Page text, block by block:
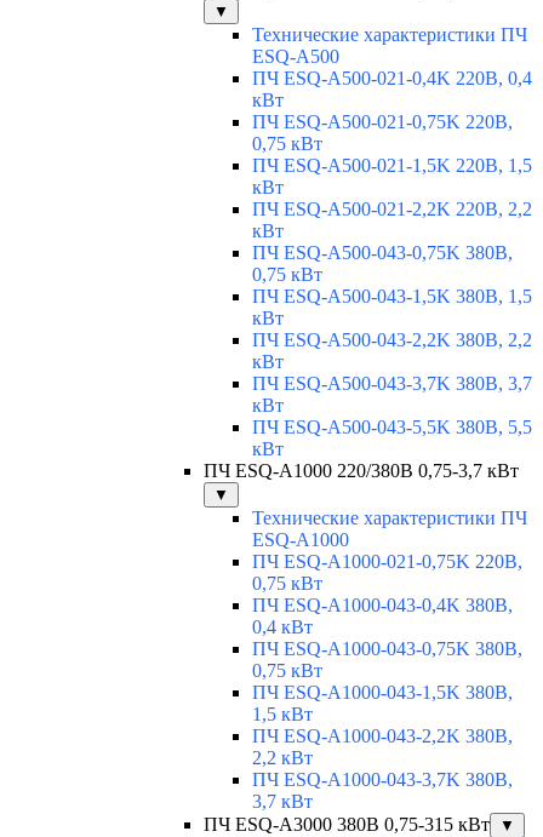
▼
Технические характеристики ПЧ
ESQ-A500
ПЧ ESQ-A500-021-0,4K 220В, 0,4
кВт
ПЧ ESQ-A500-021-0,75K 220В,
0,75 кВт
ПЧ ESQ-A500-021-1,5K 220В, 1,5
кВт
ПЧ ESQ-A500-021-2,2K 220В, 2,2
кВт
ПЧ ESQ-A500-043-0,75K 380В,
0,75 кВт
ПЧ ESQ-A500-043-1,5K 380В, 1,5
кВт
ПЧ ESQ-A500-043-2,2K 380В, 2,2
кВт
ПЧ ESQ-A500-043-3,7K 380В, 3,7
кВт
ПЧ ESQ-A500-043-5,5K 380В, 5,5
кВт
ПЧ ESQ-A1000 220/380В 0,75-3,7 кВт
▼
Технические характеристики ПЧ
ESQ-A1000
ПЧ ESQ-A1000-021-0,75K 220В,
0,75 кВт
ПЧ ESQ-A1000-043-0,4K 380В,
0,4 кВт
ПЧ ESQ-A1000-043-0,75K 380В,
0,75 кВт
ПЧ ESQ-A1000-043-1,5K 380В,
1,5 кВт
ПЧ ESQ-A1000-043-2,2K 380В,
2,2 кВт
ПЧ ESQ-A1000-043-3,7K 380В,
3,7 кВт
ПЧ ESQ-A3000 380В 0,75-315 кВт
▼